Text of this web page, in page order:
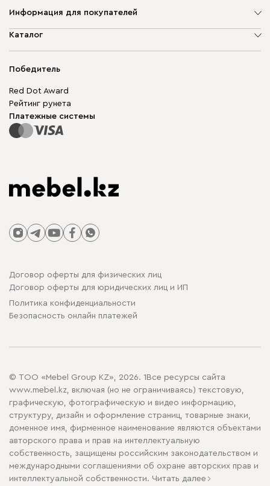
Информация для покупателей
О компании
Гарантия
Для бизнеса
Карта сайта
Каталог
Корпусная мебель
Модульная мебель
Столы и стулья
Победитель
Red Dot Award
Рейтинг рунета
Платежные системы
Договор оферты для физических лиц
Договор оферты для юридических лиц и ИП
Политика конфиденциальности
Безопасность онлайн платежей
© ТОО «Mebel Group KZ», 2026. 1Все ресурсы сайта
www.mebel.kz, включая (но не ограничиваясь) текстовую,
графическую, фотографическую и видео информацию,
структуру, дизайн и оформление страниц, товарные знаки,
доменное имя, фирменное наименование являются объектами
авторского права и прав на интеллектуальную
собственность, защищены российским законодательством и
международными соглашениями об охране авторских прав и
интеллектуальной собственности. Читать далее